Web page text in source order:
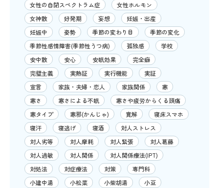
女性の自閉スペクトラム症
女性ホルモン
女神散
好発期 妄想
妊娠・出産
妊娠中
姿勢 季節の変わり目
季節の変化
季節性感情障害(季節性うつ病)
孤独感
学校
安中散
安心 安眠効果
完全癖
完璧主義
実熱証 実行機能
実証
宣言
家族・夫婦・恋人 家族関係
寒
寒さ
寒さによる不眠
寒さや疲労からくる頭痛
寒タイプ
寒邪(かんじゃ) 寛解
寝床スマホ
寝汗
寝逃げ 寝酒
対人ストレス
対人劣等
対人摩耗 対人緊張
対人葛藤
対人過敏
対人関係
対人関係療法(IPT)
対処法
対症療法 対策
専門科
小建中湯
小松菜 小柴胡湯
小豆